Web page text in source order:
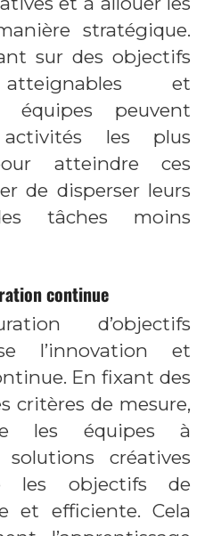
stratégique.
sur des objectifs
atteignables et
équipes peuvent
les plus
atteindre ces
de disperser leurs
tâches moins
continue
d’objectifs
l’innovation et
En fixant des
critères de mesure,
les équipes à
créatives
les objectifs de
et efficiente. Cela